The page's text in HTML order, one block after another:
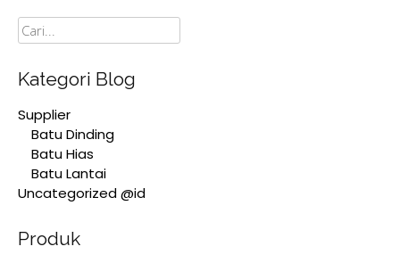
Cari
Kategori Blog
Supplier
Batu Dinding
Batu Hias
Batu Lantai
Uncategorized @id
Produk